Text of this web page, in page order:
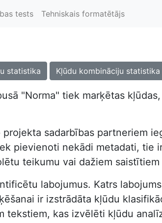
tests Tehniskais formatētājs
statistika Kļūdu kombināciju statistika
"Norma" tiek marķētas
sadarbības partneriem
pievienoti nekādi metadati, tie
teikumu vai dažiem saistītiem
labojumus. Katrs
ir izstrādāta kļūdu
tekstiem, kas izvēlēti kļūdu